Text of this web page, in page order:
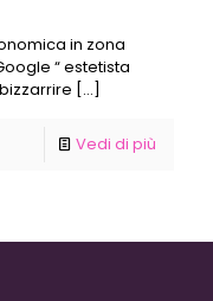
in zona
“ estetista
[…]
Vedi di più